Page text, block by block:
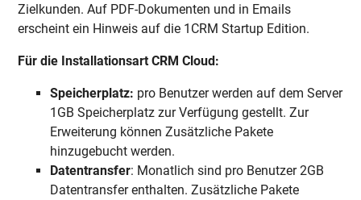
Zielkunden. Auf PDF-Dokumenten und in Emails
erscheint ein Hinweis auf die 1CRM Startup Edition.
Für die Installationsart CRM Cloud:
Speicherplatz: pro Benutzer werden auf dem Server
1GB Speicherplatz zur Verfügung gestellt. Zur
Erweiterung können Zusätzliche Pakete
hinzugebucht werden.
Datentransfer: Monatlich sind pro Benutzer 2GB
Datentransfer enthalten. Zusätzliche Pakete